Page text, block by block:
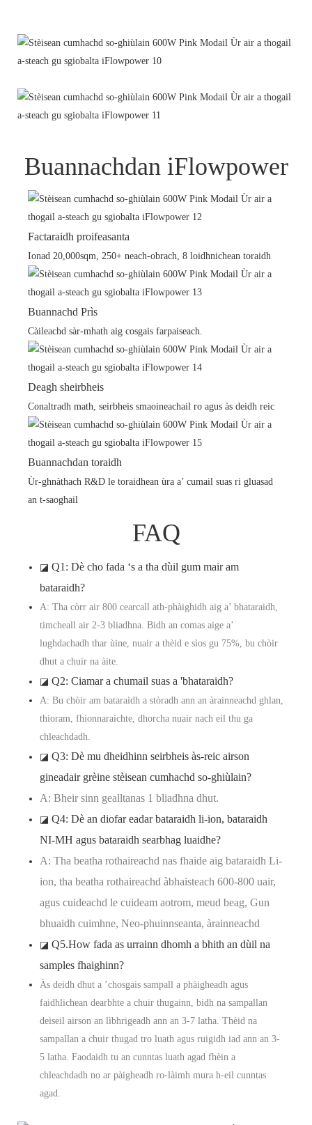
Buannachdan iFlowpower
Factaraidh proifeasanta
Ionad 20,000sqm, 250+ neach-obrach, 8 loidhnichean toraidh
Buannachd Prìs
Càileachd sàr-mhath aig cosgais farpaiseach.
Deagh sheirbheis
Conaltradh math, seirbheis smaoineachail ro agus às deidh reic
Buannachdan toraidh
Ùr-ghnàthach R&D le toraidhean ùra a’ cumail suas ri gluasad
an t-saoghail
FAQ
◪ Q1: Dè cho fada ‘s a tha dùil gum mair am
bataraidh?
A: Tha còrr air 800 cearcall ath-phàighidh aig a’ bhataraidh,
timcheall air 2-3 bliadhna. Bidh an comas aige a’
lughdachadh thar ùine, nuair a thèid e sìos gu 75%, bu chòir
dhut a chuir na àite.
◪ Q2: Ciamar a chumail suas a 'bhataraidh?
A: Bu chòir am bataraidh a stòradh ann an àrainneachd ghlan,
thioram, fhionnaraichte, dhorcha nuair nach eil thu ga
chleachdadh.
◪ Q3: Dè mu dheidhinn seirbheis às-reic airson
gineadair grèine stèisean cumhachd so-ghiùlain?
A: Bheir sinn gealltanas 1 bliadhna dhut.
◪ Q4: Dè an diofar eadar bataraidh li-ion, bataraidh
NI-MH agus bataraidh searbhag luaidhe?
A: Tha beatha rothaireachd nas fhaide aig bataraidh Li-
ion, tha beatha rothaireachd àbhaisteach 600-800 uair,
agus cuideachd le cuideam aotrom, meud beag, Gun
bhuaidh cuimhne, Neo-phuinnseanta, àrainneachd
◪ Q5.How fada as urrainn dhomh a bhith an dùil na
samples fhaighinn?
Às deidh dhut a ’chosgais sampall a phàigheadh ​​​​agus
faidhlichean dearbhte a chuir thugainn, bidh na sampallan
deiseil airson an lìbhrigeadh ann an 3-7 latha. Thèid na
sampallan a chuir thugad tro luath agus ruigidh iad ann an 3-
5 latha. Faodaidh tu an cunntas luath agad fhèin a
chleachdadh no ar pàigheadh ​​​​ro-làimh mura h-eil cunntas
agad.